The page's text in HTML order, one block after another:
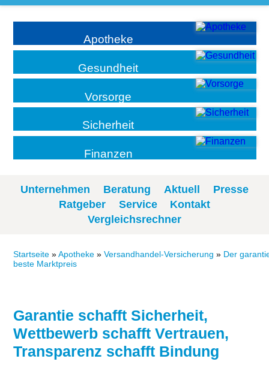
Apotheke
Gesundheit
Vorsorge
Sicherheit
Finanzen
Unternehmen Beratung Aktuell
Presse
Ratgeber
Service
Kontakt
Vergleichsrechner
Startseite »Apotheke »Versandhandel-Versicherung » Der
beste Marktpreis
Garantie schafft Sicherheit,
Wettbewerb schafft Vertrauen,
Transparenz schafft Bindung